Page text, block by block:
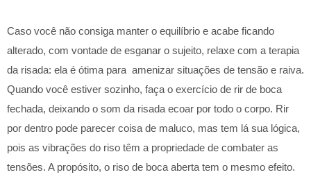
Caso você não consiga manter o equilíbrio e acabe ficando
alterado, com vontade de esganar o sujeito, relaxe com a terapia
da risada: ela é ótima para amenizar situações de tensão e raiva.
Quando você estiver sozinho, faça o exercício de rir de boca
fechada, deixando o som da risada ecoar por todo o corpo. Rir
por dentro pode parecer coisa de maluco, mas tem lá sua lógica,
pois as vibrações do riso têm a propriedade de combater as
tensões. A propósito, o riso de boca aberta tem o mesmo efeito.